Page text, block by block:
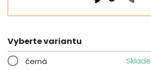
Vyberte variantu
černá